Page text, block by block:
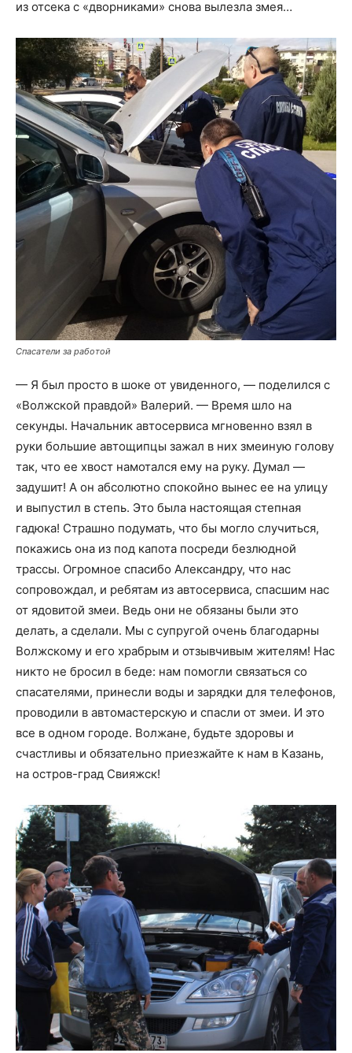
из отсека с «дворниками» снова вылезла змея…
Спасатели за работой
— Я был просто в шоке от увиденного, — поделился с
«Волжской правдой» Валерий. — Время шло на
секунды. Начальник автосервиса мгновенно взял в
руки большие автощипцы зажал в них змеиную голову
так, что ее хвост намотался ему на руку. Думал —
задушит! А он абсолютно спокойно вынес ее на улицу
и выпустил в степь. Это была настоящая степная
гадюка! Страшно подумать, что бы могло случиться,
покажись она из под капота посреди безлюдной
трассы. Огромное спасибо Александру, что нас
сопровождал, и ребятам из автосервиса, спасшим нас
от ядовитой змеи. Ведь они не обязаны были это
делать, а сделали. Мы с супругой очень благодарны
Волжскому и его храбрым и отзывчивым жителям! Нас
никто не бросил в беде: нам помогли связаться со
спасателями, принесли воды и зарядки для телефонов,
проводили в автомастерскую и спасли от змеи. И это
все в одном городе. Волжане, будьте здоровы и
счастливы и обязательно приезжайте к нам в Казань,
на остров-град Свияжск!